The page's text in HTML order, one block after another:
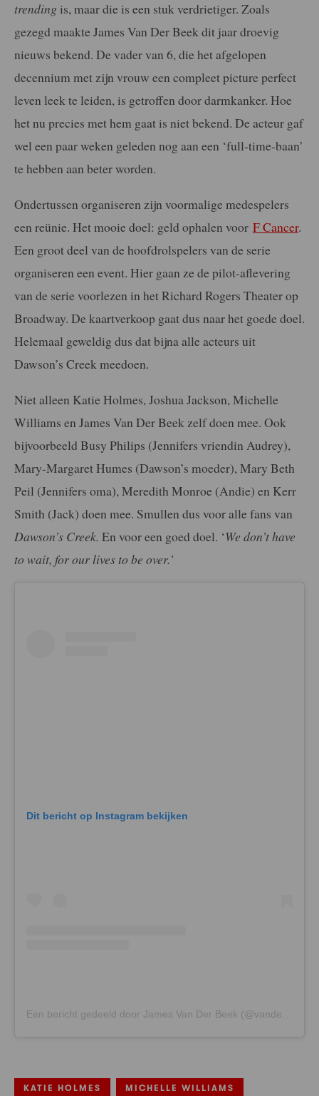
trending is, maar die is een stuk verdrietiger. Zoals
gezegd maakte James Van Der Beek dit jaar droevig
nieuws bekend. De vader van 6, die het afgelopen
decennium met zijn vrouw een compleet picture perfect
leven leek te leiden, is getroffen door darmkanker. Hoe
het nu precies met hem gaat is niet bekend. De acteur gaf
wel een paar weken geleden nog aan een ‘full-time-baan’
te hebben aan beter worden.
Ondertussen organiseren zijn voormalige medespelers
een reünie. Het mooie doel: geld ophalen voor F Cancer.
Een groot deel van de hoofdrolspelers van de serie
organiseren een event. Hier gaan ze de pilot-aflevering
van de serie voorlezen in het Richard Rogers Theater op
Broadway. De kaartverkoop gaat dus naar het goede doel.
Helemaal geweldig dus dat bijna alle acteurs uit
Dawson’s Creek meedoen.
Niet alleen Katie Holmes, Joshua Jackson, Michelle
Williams en James Van Der Beek zelf doen mee. Ook
bijvoorbeeld Busy Philips (Jennifers vriendin Audrey),
Mary-Margaret Humes (Dawson’s moeder), Mary Beth
Peil (Jennifers oma), Meredith Monroe (Andie) en Kerr
Smith (Jack) doen mee. Smullen dus voor alle fans van
Dawson’s Creek. En voor een goed doel. ‘We don’t have
to wait, for our lives to be over.’
Dit bericht op Instagram bekijken
KATIE HOLMES MICHELLE WILLIAMS